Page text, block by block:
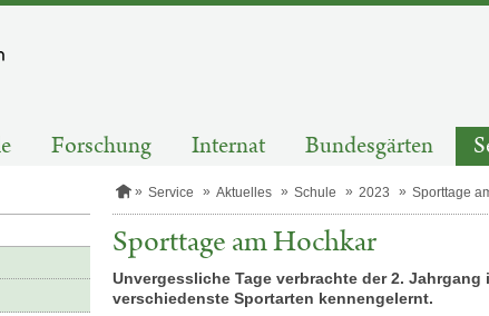
Forschung Internat Bundesgärten
S
r
s
e
Service Aktuelles Schule 2023 Sporttage
Sporttage am Hochkar
Unvergessliche Tage verbrachte der 2.
verschiedenste Sportarten kennengelernt.